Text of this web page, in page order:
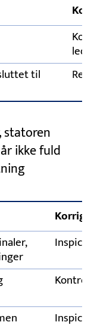
til
statoren
ikke fuld